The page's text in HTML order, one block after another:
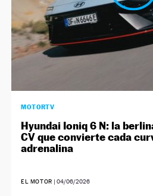
MOTORTV
Hyundai Ioniq 6 N: la
CV que convierte cada
adrenalina
EL MOTOR | 04/06/2026